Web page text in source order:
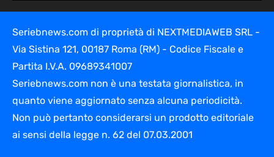
Seriebnews.com di proprietà di NEXTMEDIAWEB SRL -
Via Sistina 121, 00187 Roma (RM) - Codice Fiscale e
Partita I.V.A. 09689341007
Seriebnews.com non è una testata giornalistica, in
quanto viene aggiornato senza alcuna periodicità.
Non può pertanto considerarsi un prodotto editoriale
ai sensi della legge n. 62 del 07.03.2001